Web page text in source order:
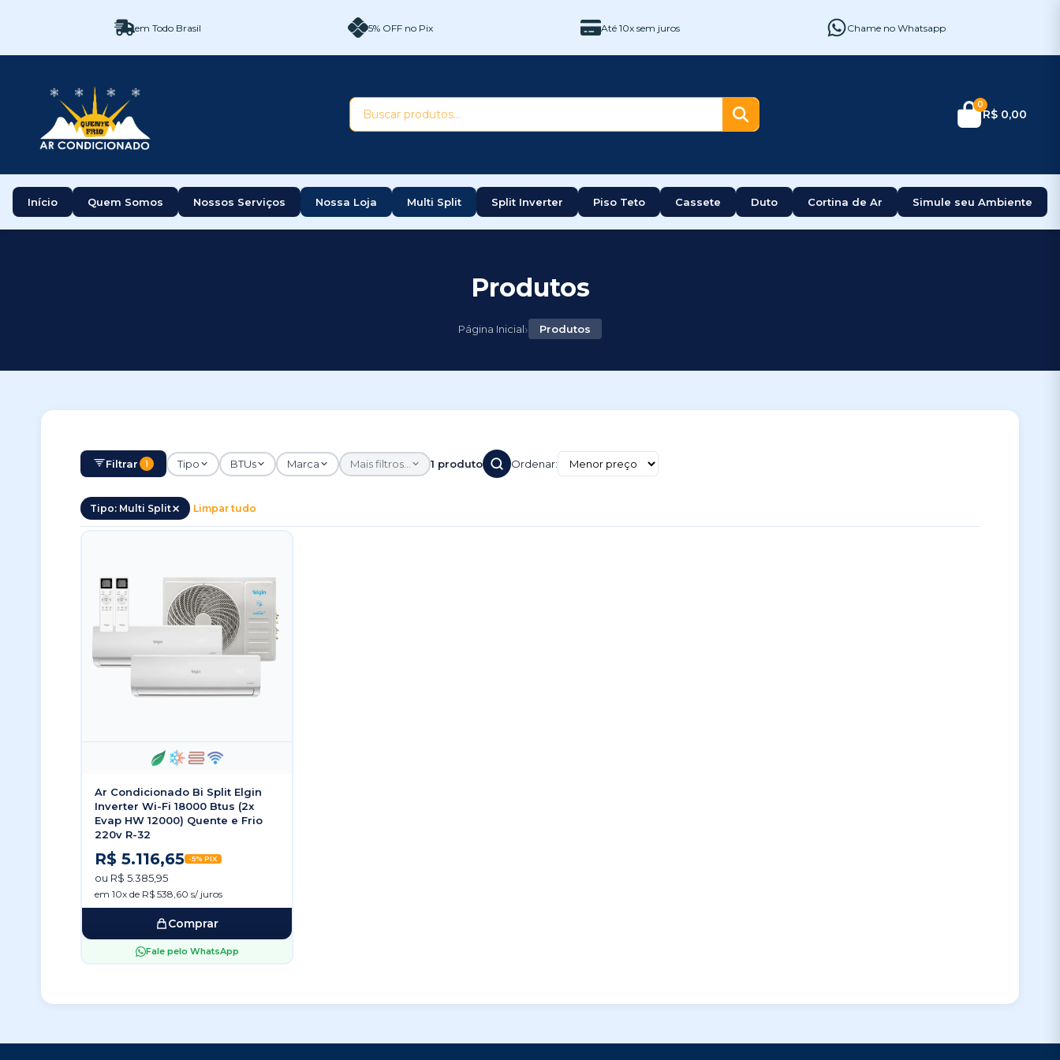
em Todo Brasil 5% OFF no Pix Até 10x sem juros Chame no Whatsapp
0
R$ 0,00
Início Quem Somos Nossos Serviços Nossa Loja Multi Split Split Inverter Piso Teto Cassete Duto Cortina de Ar Simule seu Ambiente
Produtos
Página Inicial› Produtos
Filtrar 1 Tipo BTUs Marca Mais filtros... 1 produto Ordenar:
Tipo: Multi Split Limpar tudo
Ar Condicionado Bi Split Elgin
Inverter Wi-Fi 18000 Btus (2x
Evap HW 12000) Quente e Frio
220v R-32
R$ 5.116,65 -5% PIX
ou R$ 5.385,95
em 10x de R$ 538,60 s/ juros
Comprar
Fale pelo WhatsApp